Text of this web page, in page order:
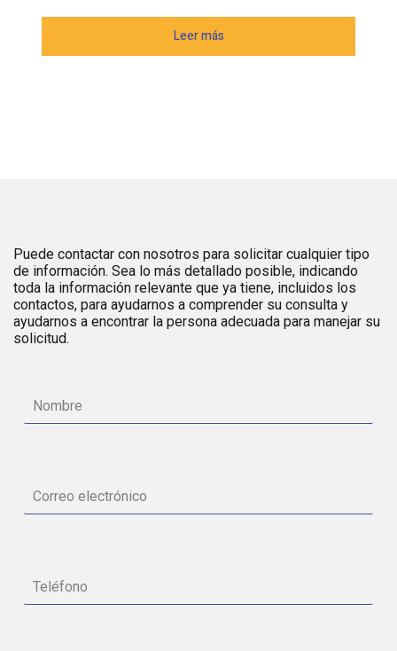
Leer más
Puede contactar con nosotros para solicitar cualquier tipo
de información. Sea lo más detallado posible, indicando
toda la información relevante que ya tiene, incluidos los
contactos, para ayudarnos a comprender su consulta y
ayudarnos a encontrar la persona adecuada para manejar su
solicitud.